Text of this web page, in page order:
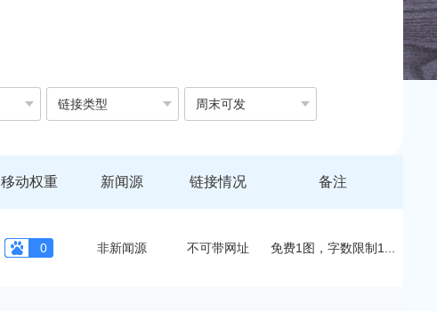
链接类型 周末可发
移动权重 新闻源 链接情况 备注
0 非新闻源 不可带网址 免费1图，字数限制1...